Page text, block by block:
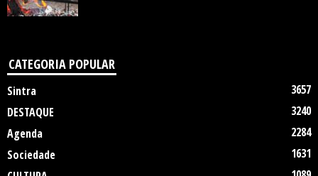
CATEGORIA POPULAR
Sintra
3657
DESTAQUE
3240
Agenda
2284
Sociedade
1631